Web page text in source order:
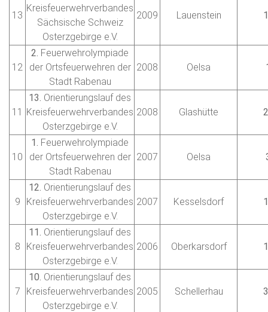
13
Kreisfeuerwehrverbandes
Sächsische Schweiz
Osterzgebirge e.V.
2009 Lauenstein
12
2. Feuerwehrolympiade
der Ortsfeuerwehren der
Stadt Rabenau
2008 Oelsa
11
13. Orientierungslauf des
Kreisfeuerwehrverbandes
Osterzgebirge e.V.
2008 Glashütte
10
1. Feuerwehrolympiade
der Ortsfeuerwehren der
Stadt Rabenau
2007 Oelsa
9
12. Orientierungslauf des
Kreisfeuerwehrverbandes
Osterzgebirge e.V.
2007 Kesselsdorf
8
11. Orientierungslauf des
Kreisfeuerwehrverbandes
Osterzgebirge e.V.
2006 Oberkarsdorf
7
10. Orientierungslauf des
Kreisfeuerwehrverbandes
Osterzgebirge e.V.
2005 Schellerhau